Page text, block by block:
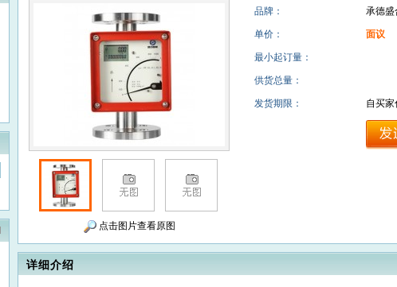
点击图片查看原图
品牌： 承德盛
单价： 面议
最小起订量：
供货总量：
发货期限： 自买
详细介绍